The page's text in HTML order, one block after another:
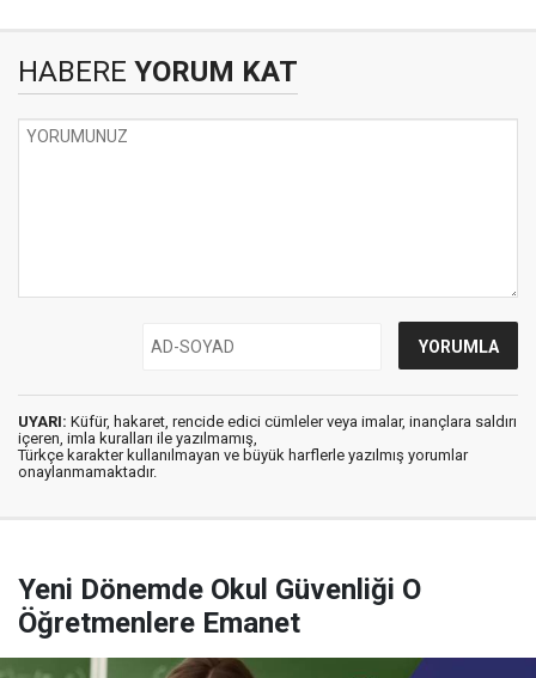
HABERE YORUM KAT
UYARI: Küfür, hakaret, rencide edici cümleler veya imalar, inançlara saldırı
içeren, imla kuralları ile yazılmamış,
Türkçe karakter kullanılmayan ve büyük harflerle yazılmış yorumlar
onaylanmamaktadır.
Yeni Dönemde Okul Güvenliği O
Öğretmenlere Emanet